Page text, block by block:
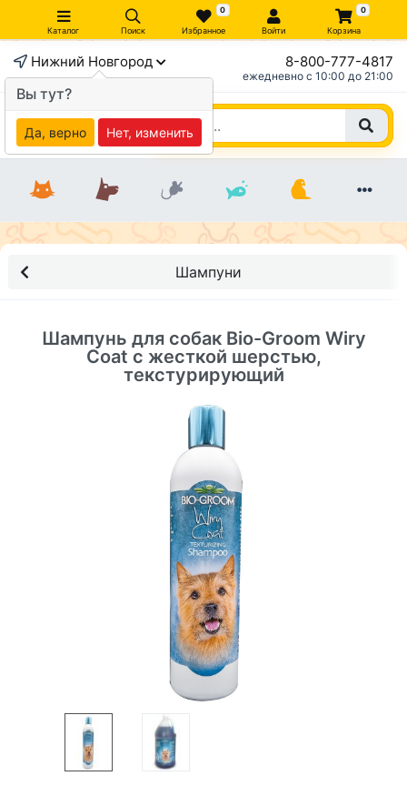
Каталог Поиск
0
Избранное Войти
0
Корзина
Нижний Новгород 8-800-777-4817
ежедневно c 10:00 до 21:00
Шампуни
Шампунь для собак Bio-Groom Wiry
Coat с жесткой шерстью,
текстурирующий
×
Вы тут?
Да, верно Нет, изменить